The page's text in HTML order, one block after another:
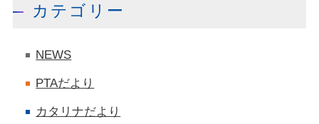
カテゴリー
NEWS
PTAだより
カタリナだより